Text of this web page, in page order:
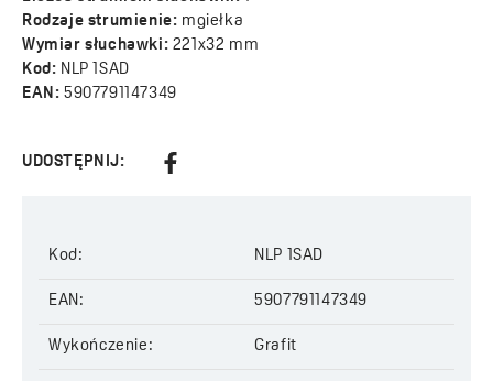
Rodzaje strumienie: mgiełka
Wymiar słuchawki: 221x32 mm
Kod: NLP 1SAD
EAN: 5907791147349
UDOSTĘPNIJ:
Kod: NLP 1SAD
EAN: 5907791147349
Wykończenie: Grafit